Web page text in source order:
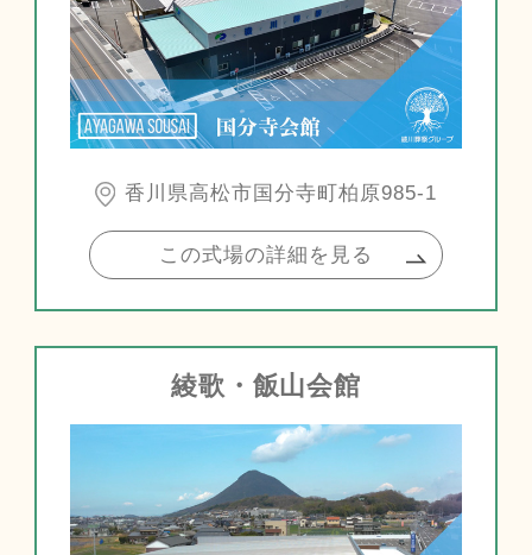
香川県高松市国分寺町柏原985-1
この式場の詳細を見る
綾歌・飯山会館